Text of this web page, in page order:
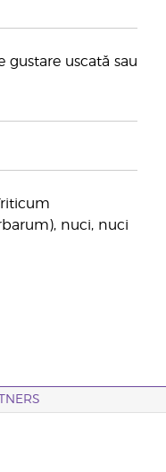
gustare uscată sau
nuci, nuci